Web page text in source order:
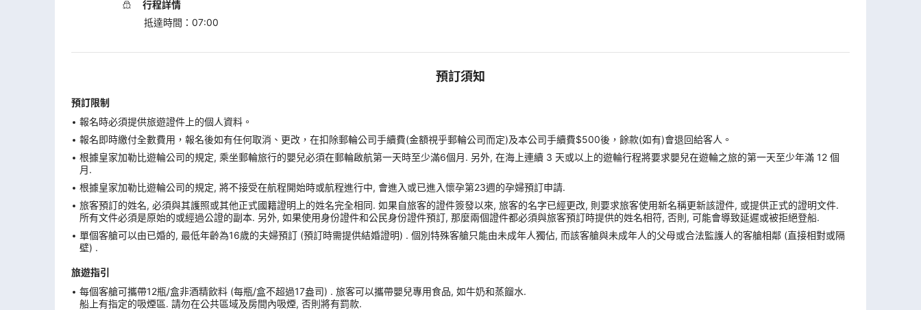
行程詳情
抵達時間 ： 07:00
預訂須知
預訂限制
報名時必須提供旅遊證件上的個人資料。
報名即時繳付全數費用，報名後如有任何取消、更改，在扣除郵輪公司手續費(金額視乎郵輪公司而定)及本公司手續費$500後，餘款(如有)會退回給客人。
根據皇家加勒比遊輪公司的規定, 乘坐郵輪旅行的嬰兒必須在郵輪啟航第一天時至少滿6個月. 另外, 在海上連續 3 天或以上的遊輪行程將要求嬰兒在遊輪之旅的第一天至少年滿 12 個
月.
根據皇家加勒比遊輪公司的規定, 將不接受在航程開始時或航程進行中, 會進入或已進入懷孕第23週的孕婦預訂申請.
旅客預訂的姓名, 必須與其護照或其他正式國籍證明上的姓名完全相同. 如果自旅客的證件簽發以來, 旅客的名字已經更改, 則要求旅客使用新名稱更新該證件, 或提供正式的證明文件.
所有文件必須是原始的或經過公證的副本. 另外, 如果使用身份證件和公民身份證件預訂, 那麼兩個證件都必須與旅客預訂時提供的姓名相符, 否則, 可能會導致延遲或被拒絕登船.
單個客艙可以由已婚的, 最低年齡為16歲的夫婦預訂 (預訂時需提供結婚證明) . 個別特殊客艙只能由未成年人獨佔, 而該客艙與未成年人的父母或合法監護人的客艙相鄰 (直接相對或隔
壁) .
旅遊指引
每個客艙可攜帶12瓶/盒非酒精飲料 (每瓶/盒不超過17盎司) . 旅客可以攜帶嬰兒專用食品, 如牛奶和蒸餾水.
船上有指定的吸煙區. 請勿在公共區域及房間內吸煙, 否則將有罰款.